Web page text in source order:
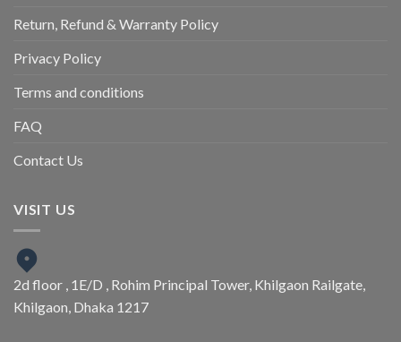
Return, Refund & Warranty Policy
Privacy Policy
Terms and conditions
FAQ
Contact Us
VISIT US
2d floor , 1E/D , Rohim Principal Tower, Khilgaon Railgate,
Khilgaon, Dhaka 1217